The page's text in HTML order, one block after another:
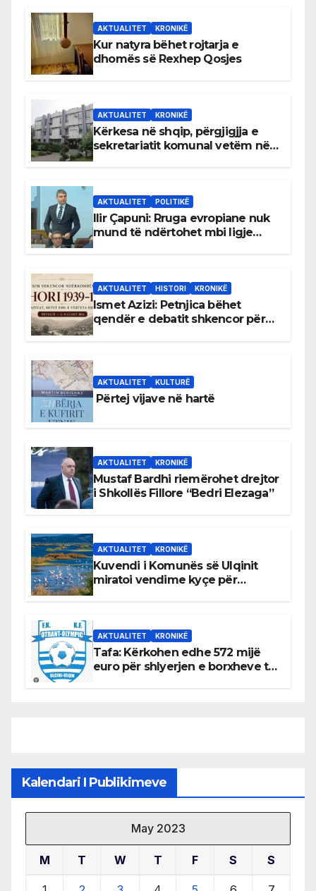
AKTUALITET KRONIKË
Kur natyra bëhet rojtarja e
dhomës së Rexhep Qosjes
AKTUALITET KRONIKË
Kërkesa në shqip, përgjigjja e
sekretariatit komunal vetëm në
AKTUALITET POLITIKË
Ilir Çapuni: Rruga evropiane nuk
mund të ndërtohet mbi ligje
AKTUALITET HISTORI KRONIKË
Ismet Azizi: Petnjica bëhet
qendër e debatit shkencor për
AKTUALITET KULTURË
Përtej vijave në hartë
AKTUALITET KRONIKË
Mustaf Bardhi riemërohet drejtor
i Shkollës Fillore “Bedri Elezaga”
AKTUALITET KRONIKË
Kuvendi i Komunës së Ulqinit
miratoi vendime kyçe për
AKTUALITET KRONIKË
Tafa: Kërkohen edhe 572 mijë
euro për shlyerjen e borxheve të
Kalendari I Publikimeve
May 2023
M T W T F S S